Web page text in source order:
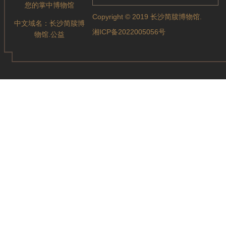
您的掌中博物馆
中文域名： 长沙简牍博
物馆.公益
Copyright © 2019 长沙简牍博物馆.
湘ICP备2022005056号